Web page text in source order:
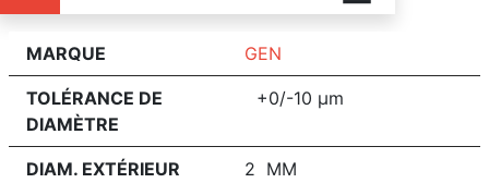
MARQUE GEN
TOLÉRANCE DE
DIAMÈTRE
+0/-10 μm
DIAM. EXTÉRIEUR 2 MM